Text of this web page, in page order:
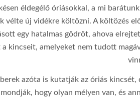
éldegélő óriásokkal, a mi
vélte új vidékre költözni. A költözés
egy hatalmas gödröt, ahova
a kincseit, amelyeket nem tudott
azóta is kutatják az óriás kincsét,
hogy olyan mélyen van, és